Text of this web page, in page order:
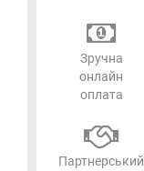
Зручна
онлайн
оплата
Партнерський